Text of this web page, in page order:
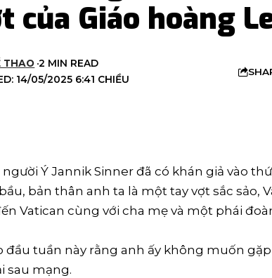
của Giáo hoàng
14/05/2025 6:41 CHIỀU
THAO 2 MIN READ
Ý Jannik Sinner đã có khán giả vào
bản thân anh ta là một tay vợt sắc sảo,
Vatican cùng với cha mẹ và một phái
đầu tuần này rằng anh ấy không muốn
sau mạng.